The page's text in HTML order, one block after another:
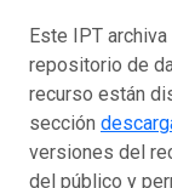
Este IPT
repositorio de
recurso están
sección
versiones del
del público y